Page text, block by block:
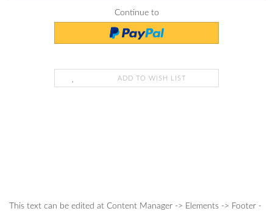
Continue to
ADD TO WISH LIST
This text can be edited at Content Manager -> Elements -> Footer -